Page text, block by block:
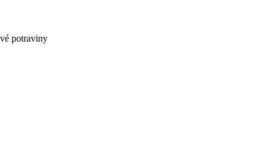
potraviny